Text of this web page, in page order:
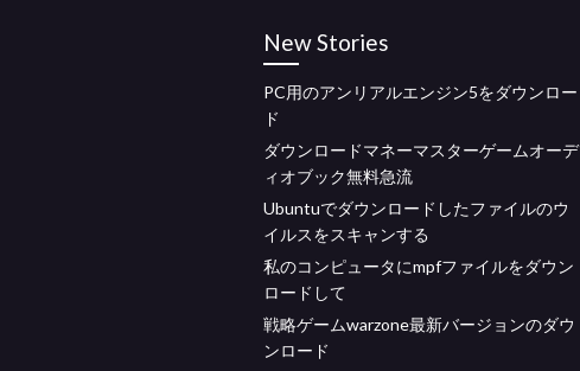
New Stories
PC用のアンリアルエンジン5をダウンロー
ド
ダウンロードマネーマスターゲームオーデ
ィオブック無料急流
Ubuntuでダウンロードしたファイルのウ
イルスをスキャンする
私のコンピュータにmpfファイルをダウン
ロードして
戦略ゲームwarzone最新バージョンのダウ
ンロード